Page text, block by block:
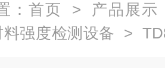
： 首页 > 产品展示
料强度检测设备 >